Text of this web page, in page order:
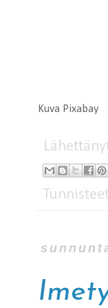
Kuva Pixabay